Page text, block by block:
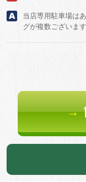
当店専用駐車場は
グが複数ございま
→